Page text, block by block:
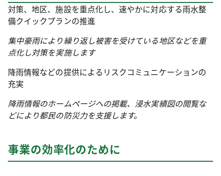
対策、地区、施設を重点化し、速やかに対応する雨水整
備クイックプランの推進
集中豪雨により繰り返し被害を受けている地区などを重
点化し対策を実施します
降雨情報などの提供によるリスクコミュニケーションの
充実
降雨情報のホームページへの掲載、浸水実績図の閲覧な
どにより都民の防災力を支援します。
事業の効率化のために